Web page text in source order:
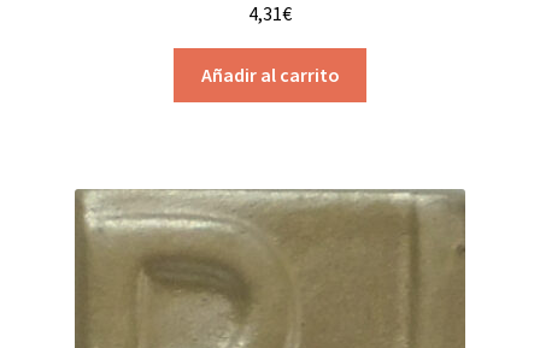
4,31€
Añadir al carrito